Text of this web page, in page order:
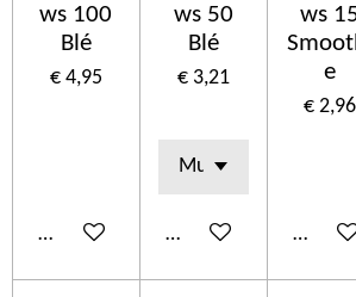
ws 100
Blé
€ 4,95
In winkelwagen
ws 50
Blé
€ 3,21
In winkelwagen
ws
e
€ 2,96
In